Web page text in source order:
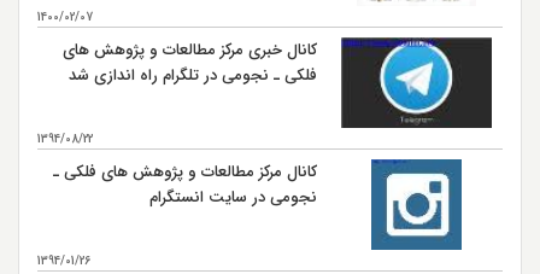
1400/02/07
کانال خبری مرکز مطالعات و پژوهش های
فلکی ـ نجومی در تلگرام راه اندازی شد
1394/08/22
کانال مرکز مطالعات و پژوهش های فلکی ـ
نجومی در سایت انستگرام
1394/01/26